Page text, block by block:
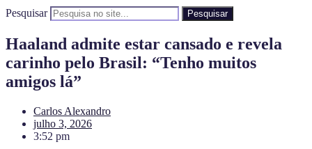
Pesquisar Pesquisar
Haaland admite estar cansado e revela
carinho pelo Brasil: “Tenho muitos
amigos lá”
Carlos Alexandro
julho 3, 2026
3:52 pm